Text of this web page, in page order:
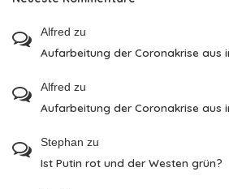
Alfred zu
Aufarbeitung der Coronakrise aus
Alfred zu
Aufarbeitung der Coronakrise aus
Stephan zu
Ist Putin rot und der Westen grün?